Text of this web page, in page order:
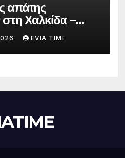
απάτης
στη Χαλκίδα –
ταυτοποιήθηκαν
EVIA TIME